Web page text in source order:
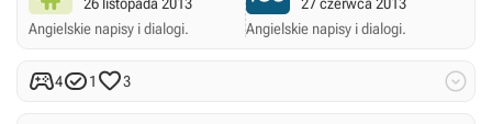
Angielskie napisy i dialogi.
Angielskie napisy i dialogi.
41 3 